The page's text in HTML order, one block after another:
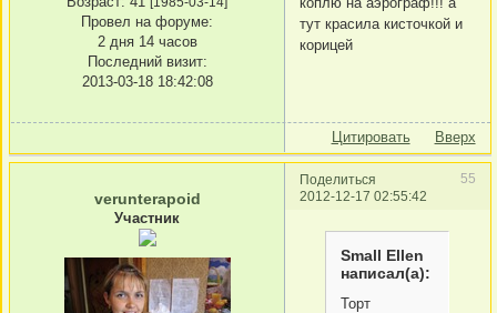
Провел на форуме:
2 дня 14 часов
Последний визит:
2013-03-18 18:42:08
тут красила кисточкой и
корицей
Цитировать Вверх
Поделиться
55
2012-12-17 02:55:42
verunterapoid
Участник
Small Ellen
написал(а):
Торт